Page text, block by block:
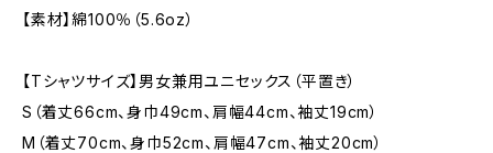
【素材】綿100％（5.6oz）
【Tシャツサイズ】男女兼用ユニセックス（平置き）
S（着丈66cm、身巾49cm、肩幅44cm、袖丈19cm）
M（着丈70cm、身巾52cm、肩幅47cm、袖丈20cm）